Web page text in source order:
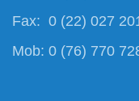
Fax: 0 (22) 027
Mob: 0 (76) 770